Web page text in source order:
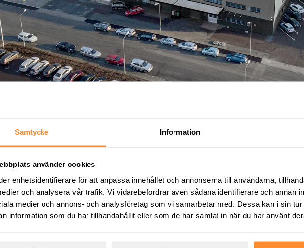
Samtycke Information
använder cookies
enhetsidentifierare för att anpassa innehållet och annonserna till användarna,
och analysera vår trafik. Vi vidarebefordrar även sådana identifierare och annan
medier och annons- och analysföretag som vi samarbetar med. Dessa kan i sin
information som du har tillhandahållit eller som de har samlat in när du har använt
nytt 7-årigt
i Malmö